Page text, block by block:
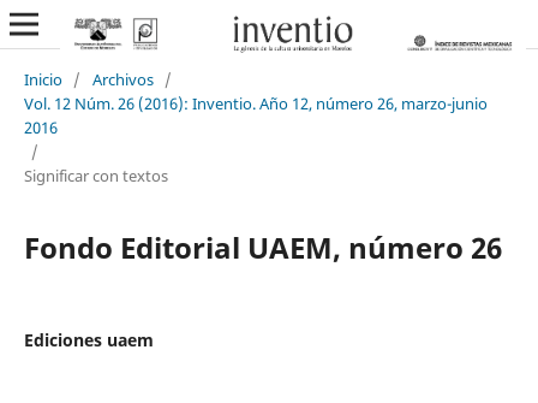
Inicio / Archivos /
Vol. 12 Núm. 26 (2016): Inventio. Año 12, número 26, marzo-junio
2016
/
Significar con textos
Fondo Editorial UAEM, número 26
Ediciones uaem